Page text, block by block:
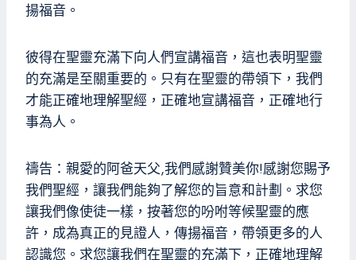
揚福音。
彼得在聖靈充滿下向人們宣講福音，這也表明聖靈
的充滿是至關重要的。只有在聖靈的帶領下，我們
才能正確地理解聖經，正確地宣講福音，正確地行
事為人。
禱告：親愛的阿爸天父,我們感謝贊美你!感謝您賜予
我們聖經，讓我們能夠了解您的旨意和計劃。求您
讓我們像使徒一樣，按著您的吩咐等候聖靈的應
許，成為真正的見證人，傳揚福音，帶領更多的人
認識您。求您讓我們在聖靈的充滿下，正確地理解